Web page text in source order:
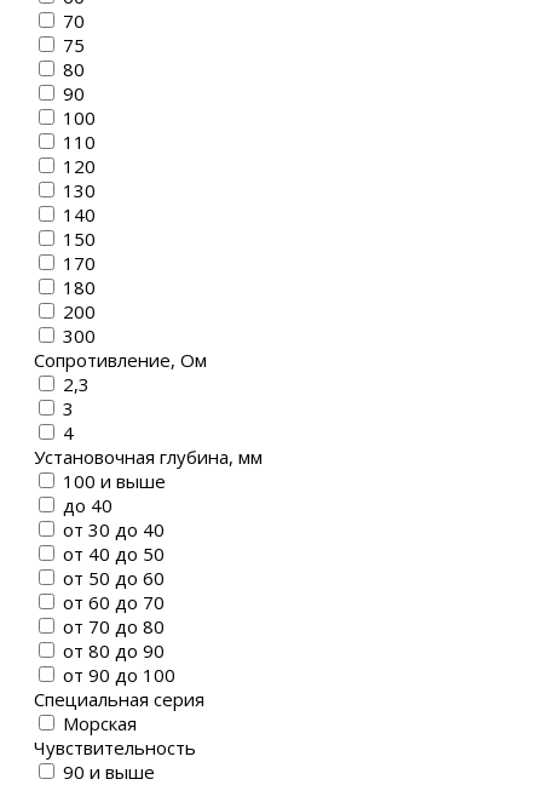
70
75
80
90
100
110
120
130
140
150
170
180
200
300
Сопротивление, Ом
2,3
3
4
Установочная глубина, мм
100 и выше
до 40
от 30 до 40
от 40 до 50
от 50 до 60
от 60 до 70
от 70 до 80
от 80 до 90
от 90 до 100
Специальная серия
Морская
Чувствительность
90 и выше